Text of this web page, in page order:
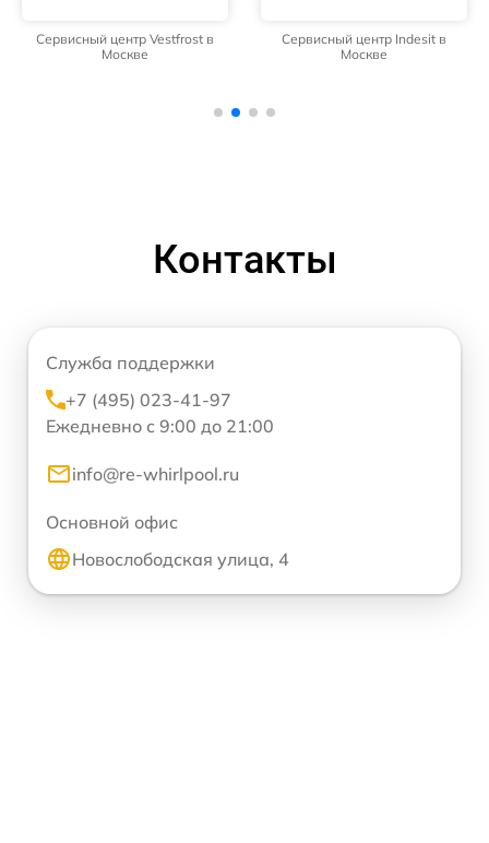
Сервисный центр Vestfrost в
Москве
Сервисный центр Indesit в
Москве
Контакты
Служба поддержки
+7 (495) 023-41-97
Ежедневно с 9:00 до 21:00
info@re-whirlpool.ru
Основной офис
Новослободская улица, 4